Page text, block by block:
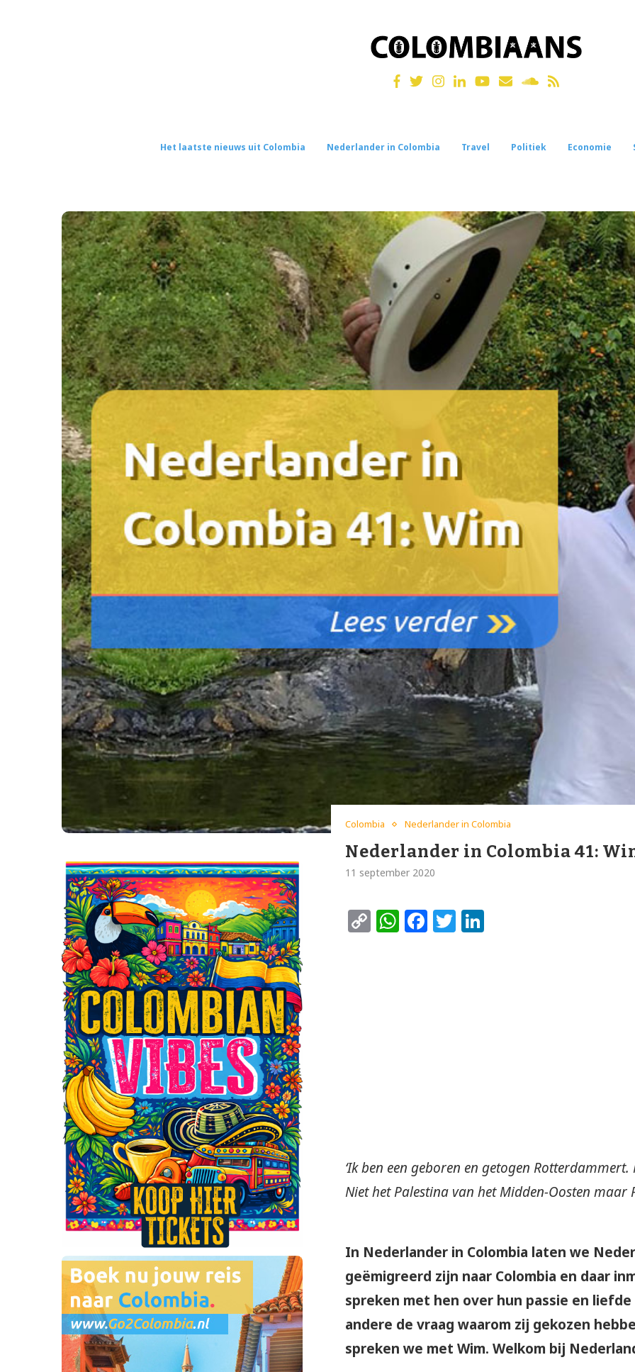
Het laatste nieuws uit Colombia Nederlander in Colombia Travel Politiek Economie
Colombia Nederlander in Colombia
Nederlander in Colombia 41:
11 september 2020
CopyWhatsApp
Facebook
Twitter
‘Ik ben een geboren en getogen
Niet het Palestina van het Midden-Oosten maar
In Nederlander in Colombia laten we
geëmigreerd zijn naar Colombia en daar
spreken met hen over hun passie en
andere de vraag waarom zij gekozen
spreken we met Wim. Welkom bij